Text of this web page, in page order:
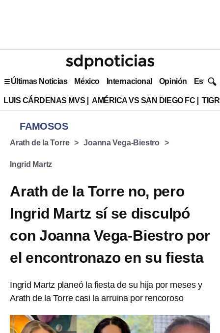
Últimas Noticias México Internacional Opinión Estilo
LUIS CÁRDENAS MVS AMÉRICA VS SAN DIEGO FC
FAMOSOS
Arath de la Torre Joanna Vega-Biestro
Ingrid Martz
Arath de la Torre no, pero
Ingrid Martz sí se disculpó
con Joanna Vega-Biestro por
el encontronazo en su fiesta
Ingrid Martz planeó la fiesta de su hija por meses y
Arath de la Torre casi la arruina por rencoroso